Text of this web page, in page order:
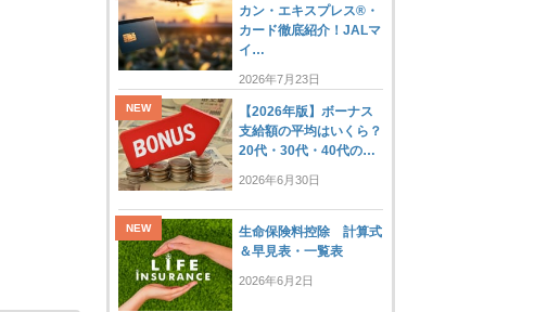
カン・エキスプレス®・
カード徹底紹介！JALマ
イ…
2026年7月23日
【2026年版】ボーナス
支給額の平均はいくら？
20代・30代・40代の…
2026年6月30日
生命保険料控除 計算式
＆早見表・一覧表
2026年6月2日